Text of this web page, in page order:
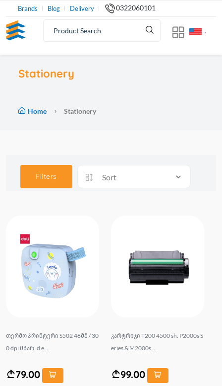
Brands Blog Delivery 0322060101
Stationery
Home Stationery
Filters
თერმო პრინტერი S502 48მმ / 30
0 dpi მწარ. d e ...
79.00
კარტრიჯი T200 4500 sh. P2000s S
eries & M2000s ...
99.00